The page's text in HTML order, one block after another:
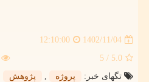
1402/11/04
12:10:00
5.0
/ 5
تگهای خبر:
پروژه , پژوهش